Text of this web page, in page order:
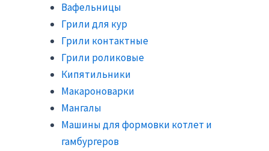
Вафельницы
Грили для кур
Грили контактные
Грили роликовые
Кипятильники
Макароноварки
Мангалы
Машины для формовки котлет и
гамбургеров